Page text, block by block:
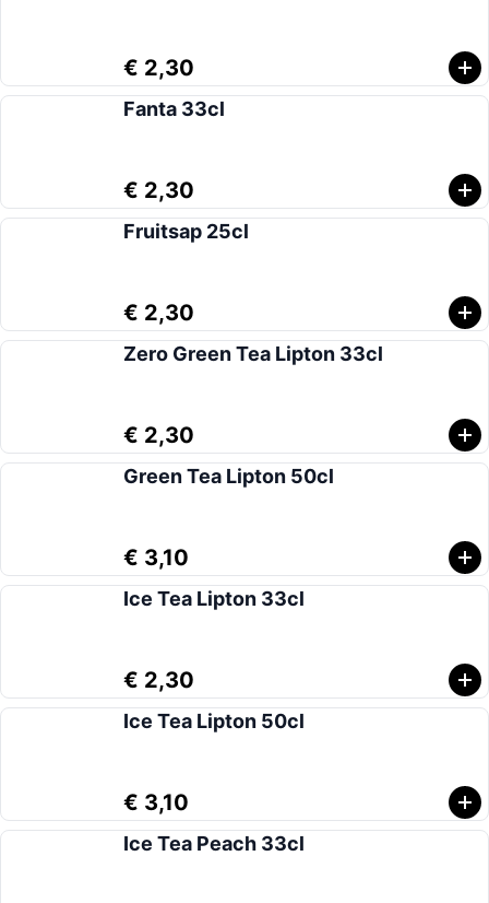
€ 2,30
Fanta 33cl
€ 2,30
Fruitsap 25cl
€ 2,30
Zero Green Tea Lipton 33cl
€ 2,30
Green Tea Lipton 50cl
€ 3,10
Ice Tea Lipton 33cl
€ 2,30
Ice Tea Lipton 50cl
€ 3,10
Ice Tea Peach 33cl